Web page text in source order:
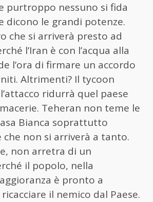
purtroppo nessuno si fida
dicono le grandi potenze.
che si arriverà presto ad
l’Iran è con l’acqua alla
l’ora di firmare un accordo
Altrimenti? Il tycoon
ridurrà quel paese
Teheran non teme le
Bianca soprattutto
non si arriverà a tanto.
non arretra di un
il popolo, nella
è pronto a
il nemico dal Paese.